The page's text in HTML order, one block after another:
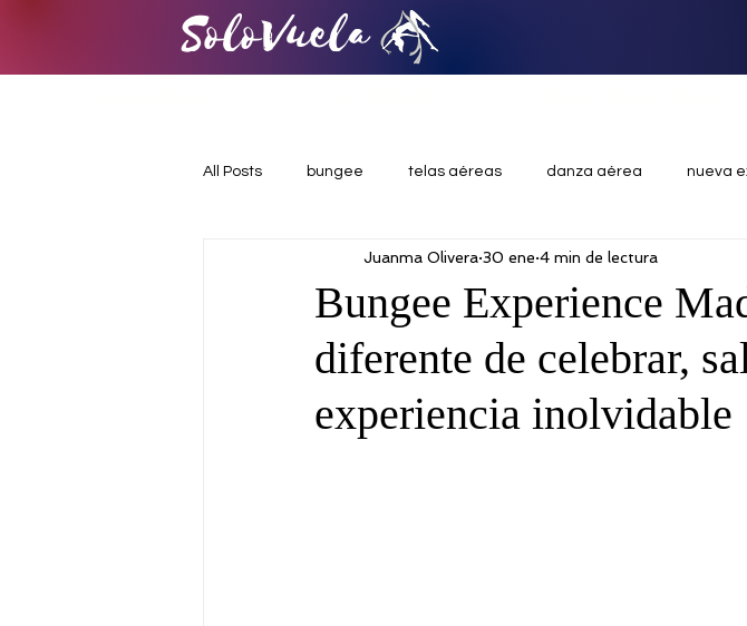
SoloVuela
All Posts bungee telas aéreas danza aérea nueva
iniciacion a las telas aéreas straps aéreos cintas aéreas
celebraciones diferentes experiencias grupales deporte
danza acrobática
Bungee Experience
diferente de celebrar,
experiencia inolvidable
Juanma Olivera 30 ene 4 min de lectura